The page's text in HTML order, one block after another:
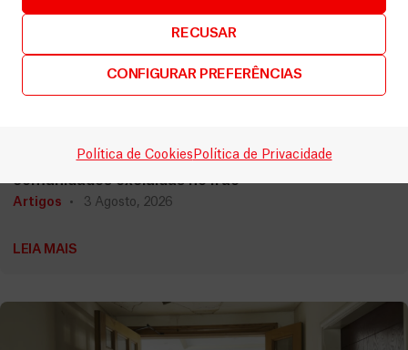
RECUSAR
CONFIGURAR PREFERÊNCIAS
Política de Cookies Política de Privacidade
MSF expande a prestação de cuidados para as
comunidades excluídas no Irão
Artigos 3 Agosto, 2026
LEIA MAIS